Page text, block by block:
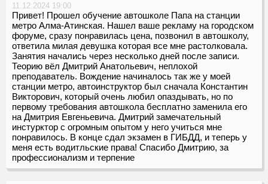
11.12.2024 19:00
Привет! Прошел обучение автошколе Папа на станции
метро Алма-Атинская. Нашел ваше рекламу на городском
форуме, сразу понравилась цена, позвонил в автошколу,
ответила милая девушка которая все мне растолковала.
Занятия начались через несколько дней после записи.
Теорию вёл Дмитрий Анатольевич, неплохой
преподаватель. Вождение начиналось так же у моей
станции метро, автоинструктор был сначала Константин
Викторович, который очень любил опаздывать, но по
первому требования автошкола бесплатно заменила его
на Дмитрия Евгеньевича. Дмитрий замечательный
инстурктор с огромным опытом у него учиться мне
понравилось. В конце сдал экзамен в ГИБДД, и теперь у
меня есть водитльские права! Спасибо Дмитрию, за
профессионализм и терпение